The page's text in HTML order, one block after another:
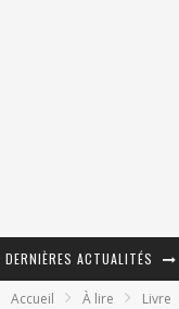
DERNIÈRES ACTUALITÉS
Accueil À lire Livre